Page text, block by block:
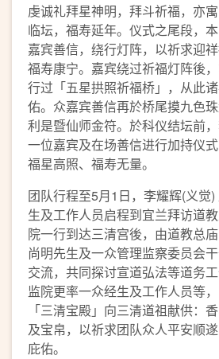
虔诚礼拜星神明，拜斗祈福，亦
临坛，福寿延年。仪式之尾段，
嘉宾善信，绕行灯阵，以祈求迎祥
福寿康宁。嘉宾绕过祈福灯阵後
行过「五星拱照祈福桥」，从此
佑。众嘉宾善信再於桥尾摸九色
利是暨仙师金符。於科仪结坛前
一位嘉宾及在场善信进行加持仪式
福星高照、福寿无量。
团队行程至5月1日，李耀辉(义觉
生及工作人员启程到宜兰拜访道
院一行到达三清宫後，由道教总
尚明先生及一众管理监察委员会
交流，共同探讨宣道弘法等道务
监院更率一众经生及工作人员等
「三清宝殿」向三清道祖献供：
及宝帛，以祈求团队众人平安顺
庇佑。